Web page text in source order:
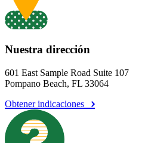
Nuestra dirección
601 East Sample Road Suite 107
Pompano Beach, FL 33064
Obtener indicaciones